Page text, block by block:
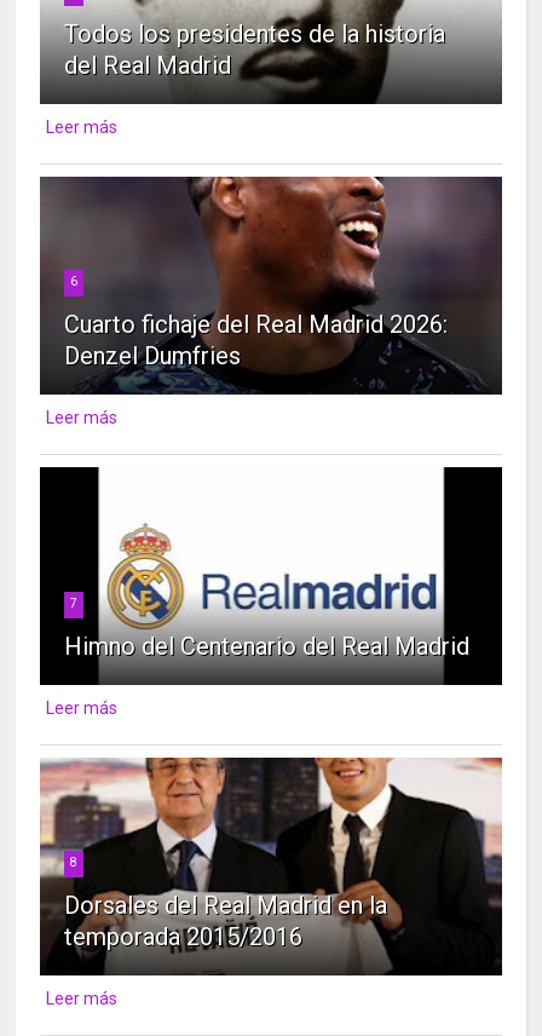
Todos los presidentes de la historia
del Real Madrid
Leer más
6
Cuarto fichaje del Real Madrid 2026:
Denzel Dumfries
Leer más
7
Himno del Centenario del Real Madrid
Leer más
8
Dorsales del Real Madrid en la
temporada 2015/2016
Leer más